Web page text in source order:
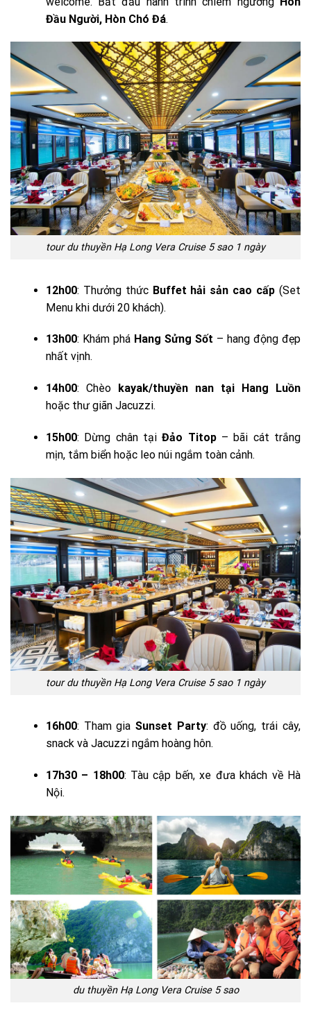
Đầu Người, Hòn Chó Đá.
tour du thuyền Hạ Long Vera Cruise 5 sao 1 ngày
12h00: Thưởng thức Buffet hải sản cao cấp (Set
Menu khi dưới 20 khách).
13h00: Khám phá Hang Sửng Sốt – hang động đẹp
nhất vịnh.
14h00: Chèo
kayak/thuyền nan tại Hang Luồn
hoặc thư giãn Jacuzzi.
15h00: Dừng chân tạiĐảo Titop– bãi cát trắng
mịn, tắm biển hoặc leo núi ngắm toàn cảnh.
tour du thuyền Hạ Long Vera Cruise 5 sao 1 ngày
16h00: Tham giaSunset Party: đồ uống, trái cây,
snack và Jacuzzi ngắm hoàng hôn.
17h30 – 18h00: Tàu cập bến, xe đưa khách về Hà
Nội.
du thuyền Hạ Long Vera Cruise 5 sao